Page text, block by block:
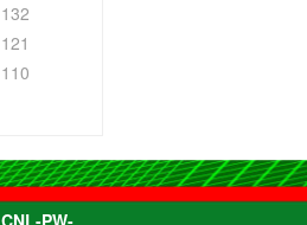
132
121
110
CNL-PW-